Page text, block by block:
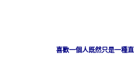
喜歡一個人既然只是一種